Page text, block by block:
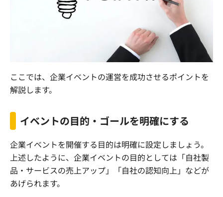
ここでは、企業イベントの運営を成功させるポイントを
解説します。
イベントの目的・ゴールを明確にする
企業イベントを開催する目的は明確に設定しましょう。
上述したように、企業イベントの目的としては「自社製
品・サービスの売上アップ」「自社の認知向上」などが
あげられます。